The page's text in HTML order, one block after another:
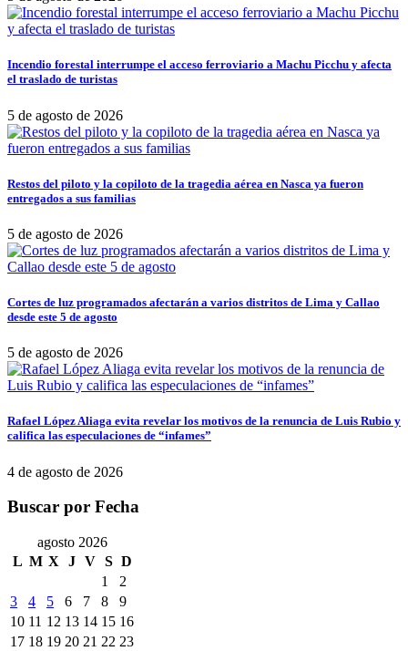
Incendio forestal interrumpe el acceso ferroviario a Machu Picchu y afecta
el traslado de turistas
5 de agosto de 2026
Restos del piloto y la copiloto de la tragedia aérea en Nasca ya fueron
entregados a sus familias
5 de agosto de 2026
Cortes de luz programados afectarán a varios distritos de Lima y Callao
desde este 5 de agosto
5 de agosto de 2026
Rafael López Aliaga evita revelar los motivos de la renuncia de Luis Rubio y
califica las especulaciones de “infames”
4 de agosto de 2026
Buscar por Fecha
agosto 2026
L M X J V S D
1
2
3
4 5 6 7 8
9
10 11 12 13 14 15 16
17 18 19 20 21 22 23